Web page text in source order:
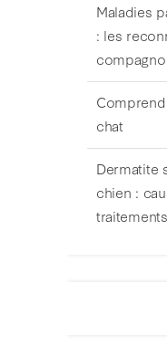
Maladies
: les
chat
Dermatite
chien :
traitements